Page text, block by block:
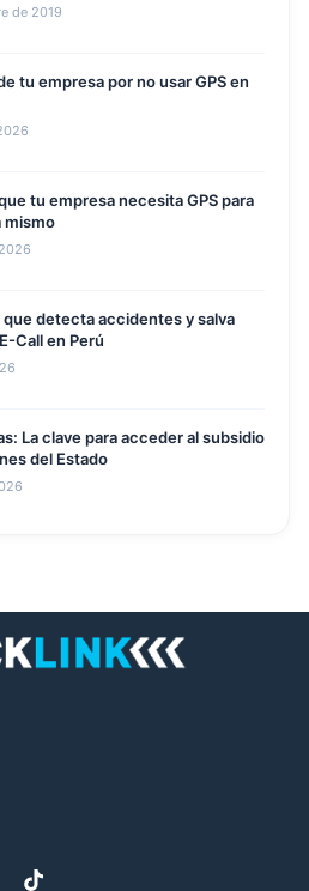
de 2019
tu empresa por no usar GPS en
tu empresa necesita GPS para
mismo
que detecta accidentes y salva
Call en Perú
La clave para acceder al subsidio
del Estado